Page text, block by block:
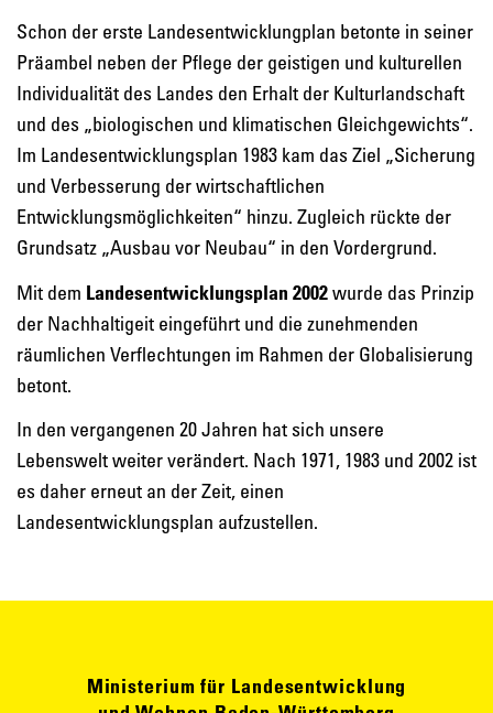
Schon der erste Landesentwicklungplan betonte in seiner
Präambel neben der Pflege der geistigen und kulturellen
Individualität des Landes den Erhalt der Kulturlandschaft
und des „biologischen und klimatischen Gleichgewichts“.
Im Landesentwicklungsplan 1983 kam das Ziel „Sicherung
und Verbesserung der wirtschaftlichen
Entwicklungsmöglichkeiten“ hinzu. Zugleich rückte der
Grundsatz „Ausbau vor Neubau“ in den Vordergrund.
Mit dem Landesentwicklungsplan 2002wurde das Prinzip
der Nachhaltigeit eingeführt und die zunehmenden
räumlichen Verflechtungen im Rahmen der Globalisierung
betont.
In den vergangenen 20 Jahren hat sich unsere
Lebenswelt weiter verändert. Nach 1971, 1983 und 2002 ist
es daher erneut an der Zeit, einen
Landesentwicklungsplan aufzustellen.
Ministerium für Landesentwicklung